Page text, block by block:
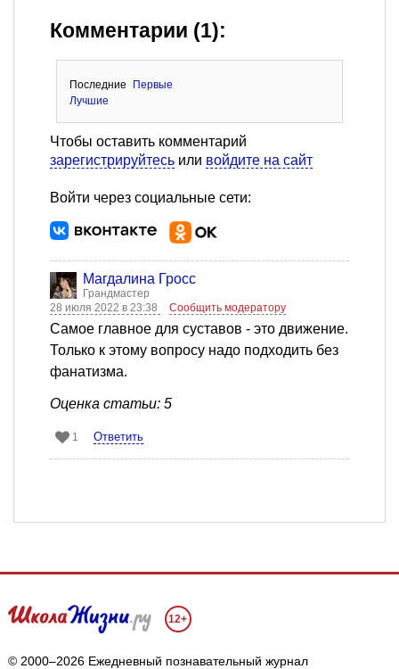
Комментарии (1):
Последние
Первые
Лучшие
Чтобы оставить комментарий
зарегистрируйтесь или войдите на сайт
Войти через социальные сети:
Магдалина Гросс
Грандмастер
28 июля 2022 в 23:38
Сообщить модератору
Самое главное для суставов - это движение.
Только к этому вопросу надо подходить без
фанатизма.
Оценка статьи: 5
1 Ответить
12+
© 2000–2026 Ежедневный познавательный журнал